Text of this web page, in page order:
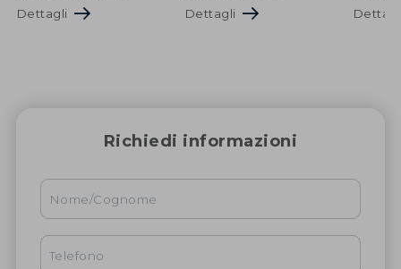
Dettagli Dettagli
Richiedi informazioni